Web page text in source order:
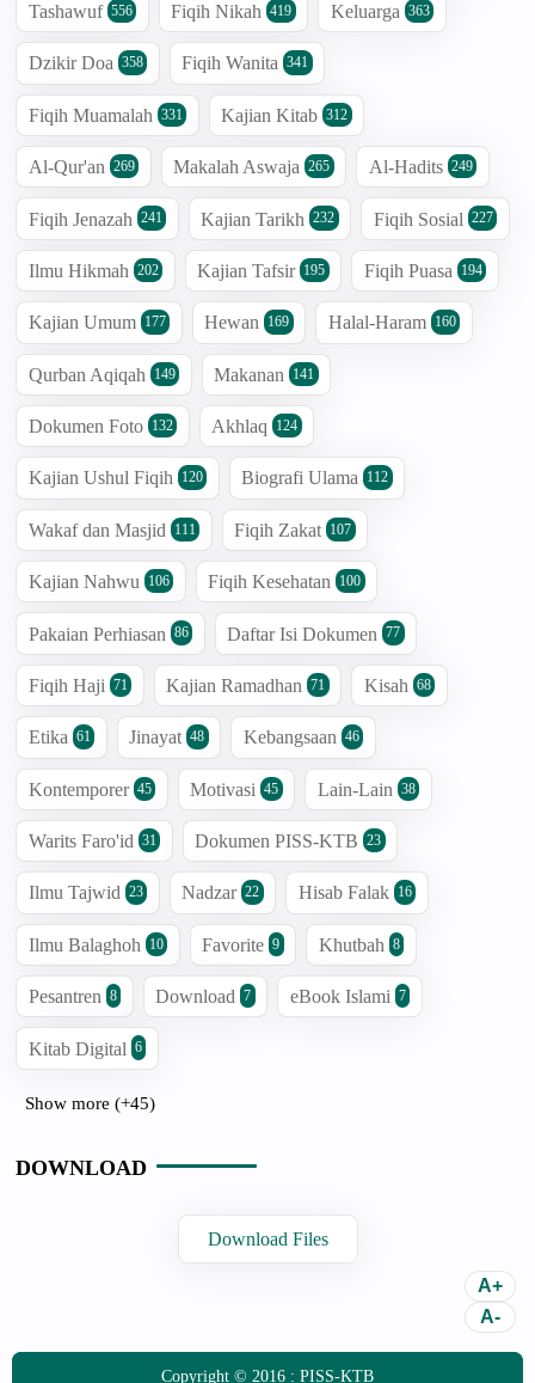
Tashawuf 556 Fiqih Nikah 419 Keluarga 363
Dzikir Doa 358 Fiqih Wanita 341
Fiqih Muamalah 331 Kajian Kitab 312
Al-Qur'an 269 Makalah Aswaja 265 Al-Hadits 249
Fiqih Jenazah 241 Kajian Tarikh 232 Fiqih Sosial 227
Ilmu Hikmah 202 Kajian Tafsir 195 Fiqih Puasa 194
Kajian Umum 177 Hewan 169 Halal-Haram 160
Qurban Aqiqah 149 Makanan 141
Dokumen Foto 132 Akhlaq 124
Kajian Ushul Fiqih 120 Biografi Ulama 112
Wakaf dan Masjid 111 Fiqih Zakat 107
Kajian Nahwu 106 Fiqih Kesehatan 100
Pakaian Perhiasan 86 Daftar Isi Dokumen 77
Fiqih Haji 71 Kajian Ramadhan 71 Kisah 68
Etika 61 Jinayat 48 Kebangsaan 46
Kontemporer 45 Motivasi 45 Lain-Lain 38
Warits Faro'id 31 Dokumen PISS-KTB 23
Ilmu Tajwid 23 Nadzar 22 Hisab Falak 16
Ilmu Balaghoh 10 Favorite 9 Khutbah 8
Pesantren 8 Download 7 eBook Islami 7
Kitab Digital 6
Show more (+45)
DOWNLOAD
Download Files
Copyright © 2016 : PISS-KTB